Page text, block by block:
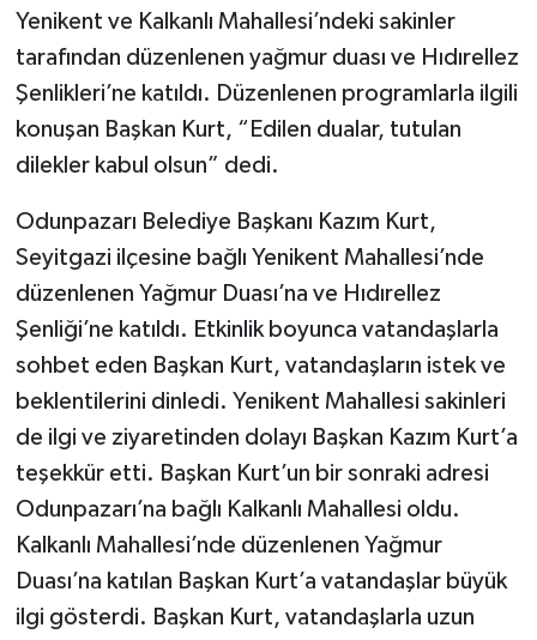
Yenikent ve Kalkanlı Mahallesi’ndeki sakinler
tarafından düzenlenen yağmur duası ve Hıdırellez
Şenlikleri’ne katıldı. Düzenlenen programlarla ilgili
konuşan Başkan Kurt, “Edilen dualar, tutulan
dilekler kabul olsun” dedi.
Odunpazarı Belediye Başkanı Kazım Kurt,
Seyitgazi ilçesine bağlı Yenikent Mahallesi’nde
düzenlenen Yağmur Duası’na ve Hıdırellez
Şenliği’ne katıldı. Etkinlik boyunca vatandaşlarla
sohbet eden Başkan Kurt, vatandaşların istek ve
beklentilerini dinledi. Yenikent Mahallesi sakinleri
de ilgi ve ziyaretinden dolayı Başkan Kazım Kurt’a
teşekkür etti. Başkan Kurt’un bir sonraki adresi
Odunpazarı’na bağlı Kalkanlı Mahallesi oldu.
Kalkanlı Mahallesi’nde düzenlenen Yağmur
Duası’na katılan Başkan Kurt’a vatandaşlar büyük
ilgi gösterdi. Başkan Kurt, vatandaşlarla uzun